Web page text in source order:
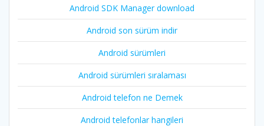
Android SDK Manager download
Android son sürüm indir
Android sürümleri
Android sürümleri sıralaması
Android telefon ne Demek
Android telefonlar hangileri